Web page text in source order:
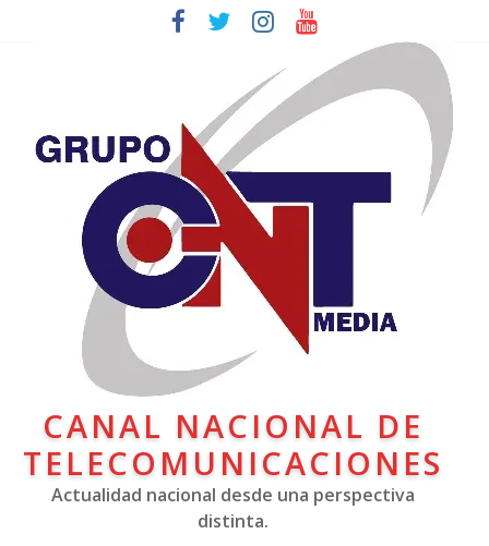
CANAL NACIONAL DE
TELECOMUNICACIONES
Actualidad nacional desde una perspectiva
distinta.